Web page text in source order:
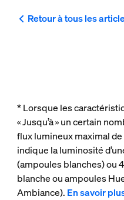
Retour à tous les
* Lorsque les
« Jusqu’à » un certain
flux lumineux maximal
indique la luminosité
(ampoules blanches) ou
blanche ou ampoules
Ambiance). En savoir